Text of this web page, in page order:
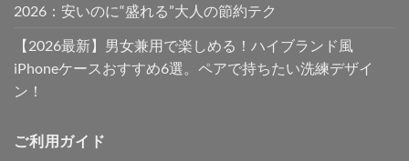
2026：安いのに“盛れる”大人の節約テク
【2026最新】男女兼用で楽しめる！ハイブランド風
iPhoneケースおすすめ6選。ペアで持ちたい洗練デザイ
ン！
ご利用ガイド